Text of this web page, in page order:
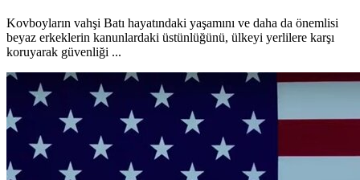
Kovboyların vahşi Batı hayatındaki yaşamını ve daha da önemlisi
beyaz erkeklerin kanunlardaki üstünlüğünü, ülkeyi yerlilere karşı
koruyarak güvenliği ...